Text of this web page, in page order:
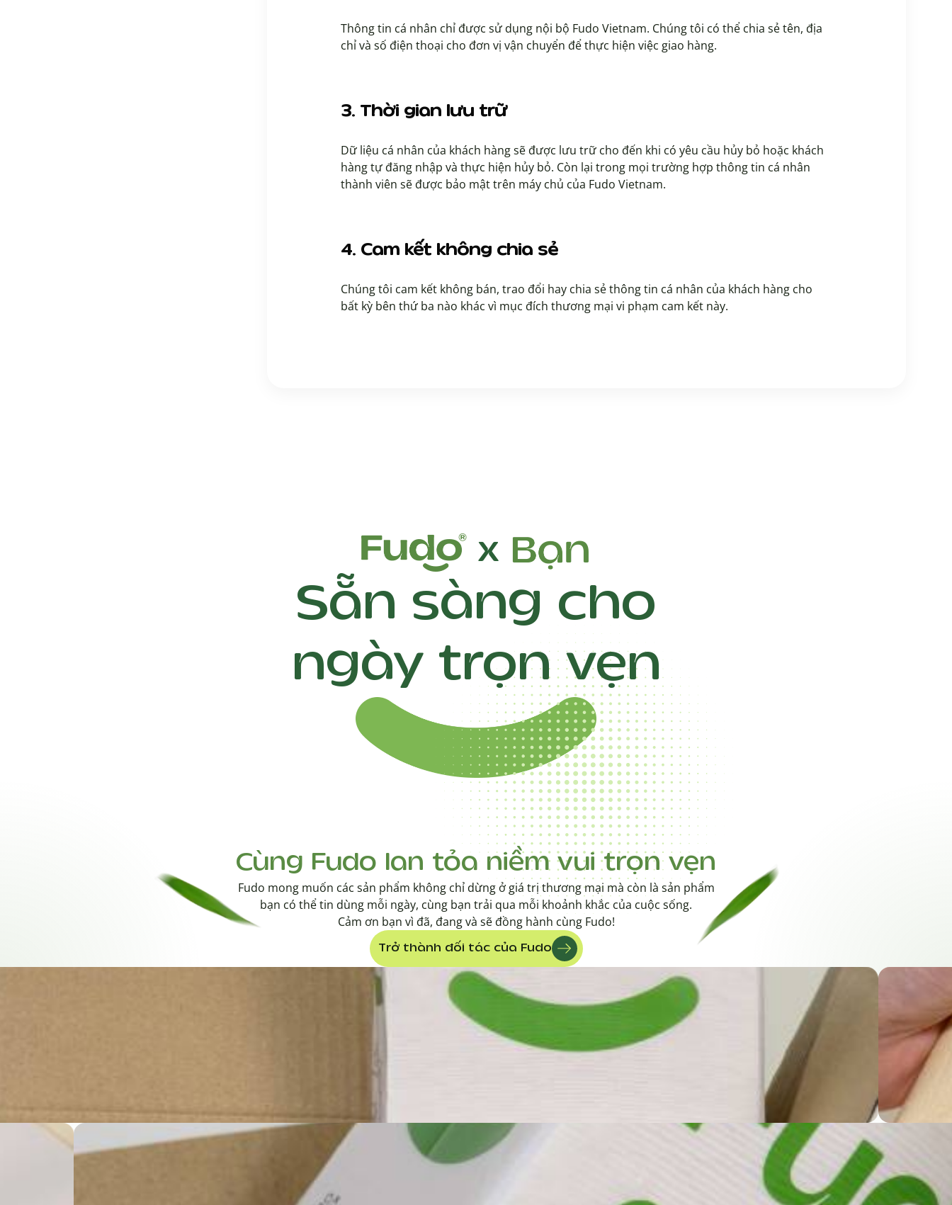
Thông tin cá nhân chỉ được sử dụng nội bộ Fudo Vietnam. Chúng tôi có thể chia sẻ tên, địa
chỉ và số điện thoại cho đơn vị vận chuyển để thực hiện việc giao hàng.
3. Thời gian lưu trữ
Dữ liệu cá nhân của khách hàng sẽ được lưu trữ cho đến khi có yêu cầu hủy bỏ hoặc khách
hàng tự đăng nhập và thực hiện hủy bỏ. Còn lại trong mọi trường hợp thông tin cá nhân
thành viên sẽ được bảo mật trên máy chủ của Fudo Vietnam.
4. Cam kết không chia sẻ
Chúng tôi cam kết không bán, trao đổi hay chia sẻ thông tin cá nhân của khách hàng cho
bất kỳ bên thứ ba nào khác vì mục đích thương mại vi phạm cam kết này.
Sẵn sàng cho
ngày trọn vẹn
Cùng Fudo lan tỏa niềm vui trọn vẹn
Fudo mong muốn các sản phẩm không chỉ dừng ở giá trị thương mại mà còn là sản phẩm
bạn có thể tin dùng mỗi ngày, cùng bạn trải qua mỗi khoảnh khắc của cuộc sống.
Cảm ơn bạn vì đã, đang và sẽ đồng hành cùng Fudo!
Trở thành đối tác của Fudo